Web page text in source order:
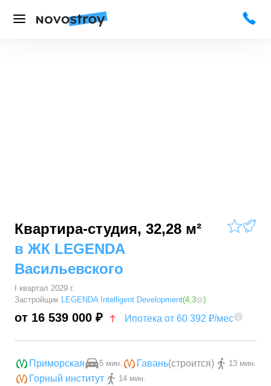
Квартира-студия, 32,28 м²
в ЖК LEGENDA
Васильевского
I квартал 2029 г.
Застройщик LEGENDA Intelligent Development(4,3 )
от 16 539 000 ₽ Ипотека от 60 392 ₽/мес
Приморская 5 мин. Гавань(строится) 13 мин.
Горный институт 14 мин.